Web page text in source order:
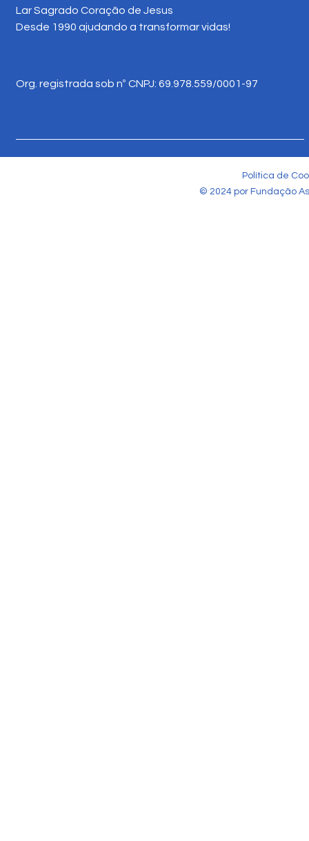
Lar Sagrado Coração de Jesus
Desde 1990 ajudando a transformar vidas!
Org. registrada sob nº CNPJ: 69.978.559/0001-97
Política de
© 2024 por Fundação